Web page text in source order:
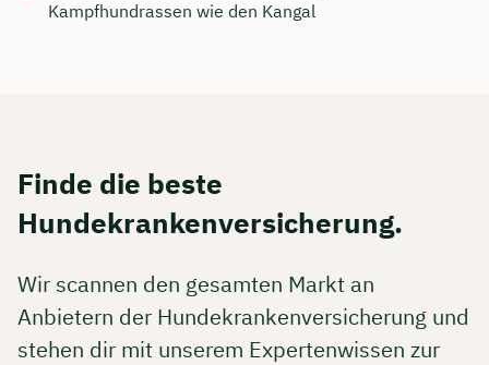
Kampfhundrassen wie den Kangal
Finde die beste
Hundekrankenversicherung.
Wir scannen den gesamten Markt an
Anbietern der Hundekrankenversicherung und
stehen dir mit unserem Expertenwissen zur